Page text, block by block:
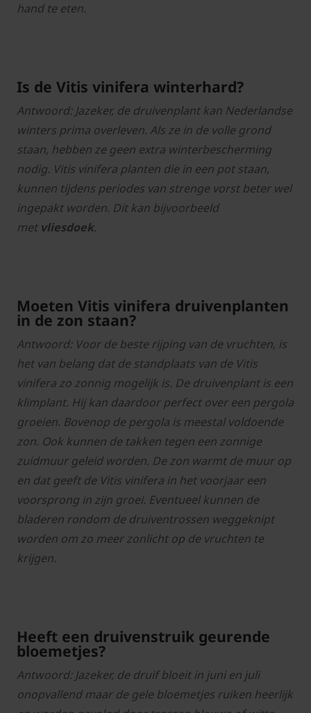
hand te eten.
Is de Vitis vinifera winterhard?
Antwoord: Jazeker, de druivenplant kan Nederlandse
winters prima overleven. Als ze in de volle grond
staan, hebben ze geen extra winterbescherming
nodig. Vitis vinifera planten die in een pot staan,
kunnen tijdens periodes van strenge vorst beter wel
ingepakt worden. Dit kan bijvoorbeeld
met vliesdoek.
Moeten Vitis vinifera druivenplanten
in de zon staan?
Antwoord: Voor de beste rijping van de vruchten, is
het van belang dat de standplaats van de Vitis
vinifera zo zonnig mogelijk is. De druivenplant is een
klimplant. Hij kan daardoor perfect over een pergola
groeien. Bovenop de pergola is meestal voldoende
zon. Ook kunnen de takken tegen een zonnige
zuidmuur geleid worden. De zon warmt de muur op
en dat geeft de Vitis vinifera in het voorjaar een
voorsprong in zijn groei. Eventueel kunnen de
bladeren rondom de druiventrossen weggeknipt
worden om zo meer zonlicht op de vruchten te
krijgen.
Heeft een druivenstruik geurende
bloemetjes?
Antwoord: Jazeker, de druif bloeit in juni en juli
onopvallend maar de gele bloemetjes ruiken heerlijk